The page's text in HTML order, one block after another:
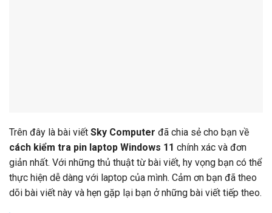
Trên đây là bài viết Sky Computer đã chia sẻ cho bạn về
cách kiểm tra pin laptop Windows 11 chính xác và đơn
giản nhất. Với những thủ thuật từ bài viết, hy vọng bạn có thể
thực hiện dễ dàng với laptop của mình. Cảm ơn bạn đã theo
dõi bài viết này và hẹn gặp lại bạn ở những bài viết tiếp theo.